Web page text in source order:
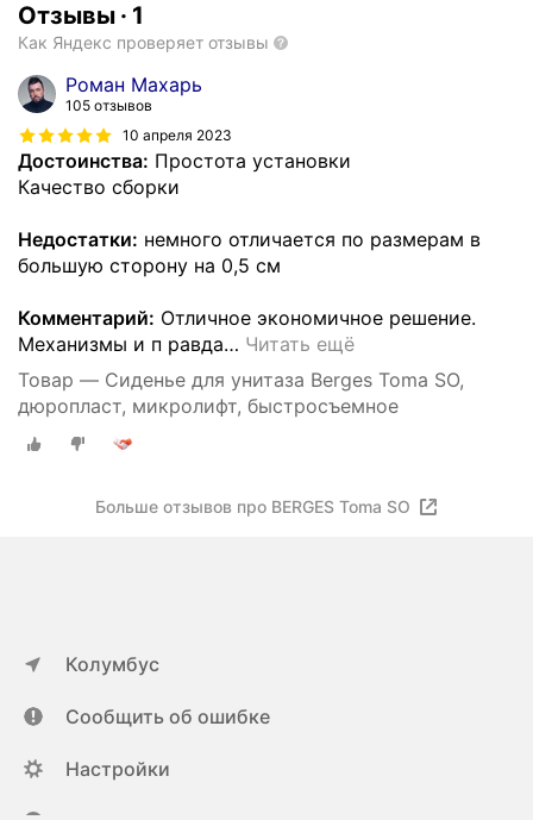
Отзывы · 1
Как Яндекс проверяет отзывы
Роман Махарь
105 отзывов
10 апреля 2023
Достоинства: Простота установки
Качество сборки
Недостатки: немного отличается по размерам в
большую сторону на 0,5 см
Комментарий: Отличное экономичное решение.
Механизмы и п равда… Читать ещё
Товар — Сиденье для унитаза Bergеs Toma SO,
дюропласт, микролифт, быстросъемное
Больше отзывов про BERGES Toma SO
Колумбус
Сообщить об ошибке
Настройки